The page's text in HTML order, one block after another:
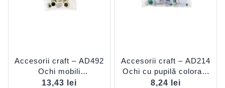
Accesorii craft – AD492
Ochi mobili
fosforescenți DACO
13,43 lei
Accesorii craft – AD214
Ochi cu pupilă colorată
DACO
8,24 lei